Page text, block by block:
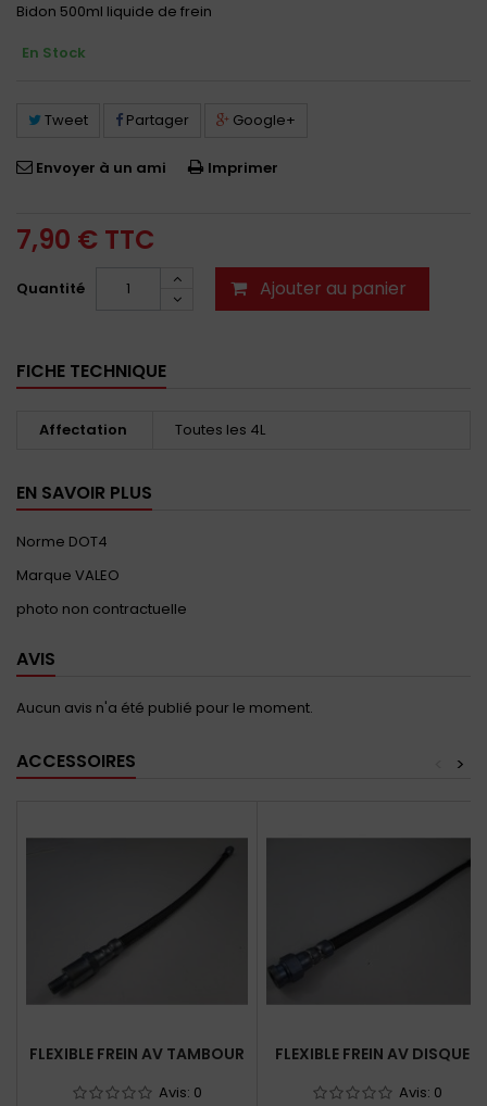
Bidon 500ml liquide de frein
En Stock
Tweet Partager Google+
Envoyer à un ami Imprimer
7,90 € TTC
Quantité Ajouter au panier
FICHE TECHNIQUE
Affectation Toutes les 4L
EN SAVOIR PLUS
Norme DOT4
Marque VALEO
photo non contractuelle
AVIS
Aucun avis n'a été publié pour le moment.
ACCESSOIRES >
FLEXIBLE FREIN AV TAMBOUR
Avis: 0
FLEXIBLE FREIN AV DISQUES
Avis: 0